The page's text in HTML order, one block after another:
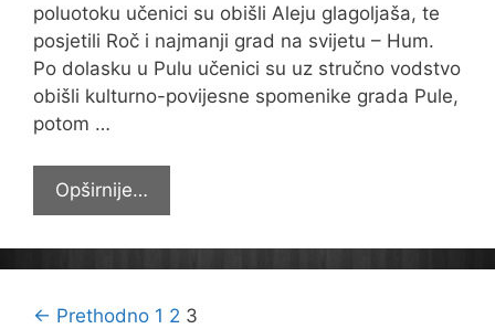
poluotoku učenici su obišli Aleju glagoljaša, te
posjetili Roč i najmanji grad na svijetu – Hum.
Po dolasku u Pulu učenici su uz stručno vodstvo
obišli kulturno-povijesne spomenike grada Pule,
potom …
Opširnije…
nastava
sedmaša
u
Navigacija
← Prethodno 1 2 3